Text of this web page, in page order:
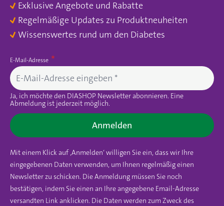
Exklusive Angebote und Rabatte
Regelmäßige Updates zu Produktneuheiten
Wissenswertes rund um den Diabetes
E-Mail-Adresse
Ja, ich möchte den DIASHOP Newsletter abonnieren. Eine
Abmeldung ist jederzeit möglich.
Anmelden
Mit einem Klick auf ‚Anmelden‘ willigen Sie ein, dass wir Ihre
eingegebenen Daten verwenden, um Ihnen regelmäßig einen
Newsletter zu schicken. Die Anmeldung müssen Sie noch
bestätigen, indem Sie einen an Ihre angegebene Email-Adresse
versandten Link anklicken. Die Daten werden zum Zweck des